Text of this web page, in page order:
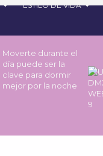
ESTILO DE VIDA
Moverte durante el
día puede ser la
clave para dormir
mejor por la noche